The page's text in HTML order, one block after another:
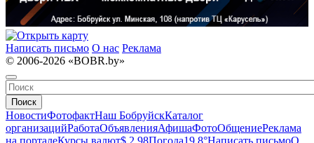
Написать письмо О нас Реклама
© 2006-2026 «BOBR.by»
Поиск
НовостиФотофактНаш БобруйскКаталог
организацийРаботаОбъявленияАфишаФотоОбщениеРеклама
на порталеКурсы валют$ 2.98Погода19.8°Написать письмоО